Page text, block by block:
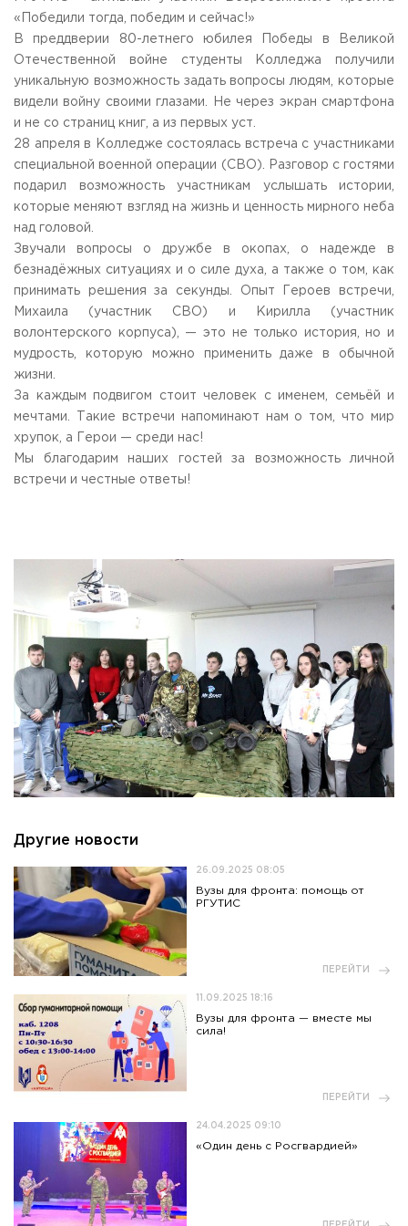
Научная деятельность
Дополнительное образование
Федеральный ресурсный центр
Федеральное учебно-методическое объединение в
системе ВО
Федеральное учебно-методическое объединение в
системе СПО
Профком
Конкурс ППС
Сведения об образовательной
АДРЕС
141221, Московская обл., Городской округ Пушкинский,
пгт. Черкизово,
ул. Главная, 99
ТЕЛЕФОНЫ
+7 (495) 940 83 00
+7 (495) 940 83 58 - Приемная комиссия
E-MAIL
info@rguts.ru
obrashenia@rguts.ru
priem@rguts.ru - Приемная комиссия
пн-чт: с 09:00 до 18:00;
пт: с 09:00 до 16:45;
сб-вс: выходной
пн-пт: с 10:00 до 17:00;
сб: с 10:00 до 15:30;
вс: выходной.
«Победили тогда, победим и сейчас!»
В преддверии 80-летнего юбилея Победы в Великой
Отечественной войне студенты Колледжа получили
уникальную возможность задать вопросы людям, которые
видели войну своими глазами. Не через экран смартфона
и не со страниц книг, а из первых уст.
28 апреля в Колледже состоялась встреча с участниками
специальной военной операции (СВО). Разговор с гостями
подарил возможность участникам услышать истории,
которые меняют взгляд на жизнь и ценность мирного неба
над головой.
Звучали вопросы о дружбе в окопах, о надежде в
безнадёжных ситуациях и о силе духа, а также о том, как
принимать решения за секунды. Опыт Героев встречи,
Михаила (участник СВО) и Кирилла (участник
волонтерского корпуса), — это не только история, но и
мудрость, которую можно применить даже в обычной
жизни.
За каждым подвигом стоит человек с именем, семьёй и
мечтами. Такие встречи напоминают нам о том, что мир
хрупок, а Герои — среди нас!
Мы благодарим наших гостей за возможность личной
встречи и честные ответы!
Другие новости
26.09.2025 08:05
Вузы для фронта: помощь от
РГУТИС
ПЕРЕЙТИ
11.09.2025 18:16
Вузы для фронта — вместе мы
сила!
ПЕРЕЙТИ
24.04.2025 09:10
«Один день с Росгвардией»